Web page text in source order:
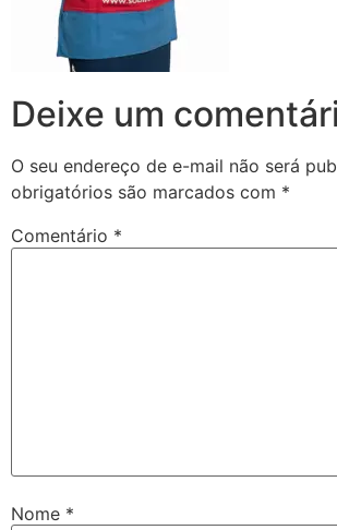
Deixe um
O seu endereço de e-mail não será
obrigatórios são marcados com *
Comentário *
Nome *